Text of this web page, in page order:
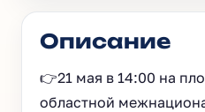
Описание
👉21 мая в 14:00 на
областной